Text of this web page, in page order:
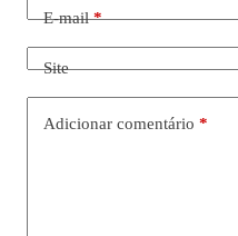
E-mail*
Site
Adicionar comentário *